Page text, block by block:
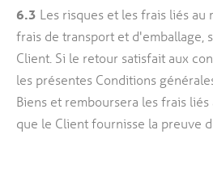
6.3 Les risques et les frais liés au
frais de transport et d'emballage,
Client. Si le retour satisfait aux
les présentes Conditions
Biens et remboursera les frais
que le Client fournisse la preuve